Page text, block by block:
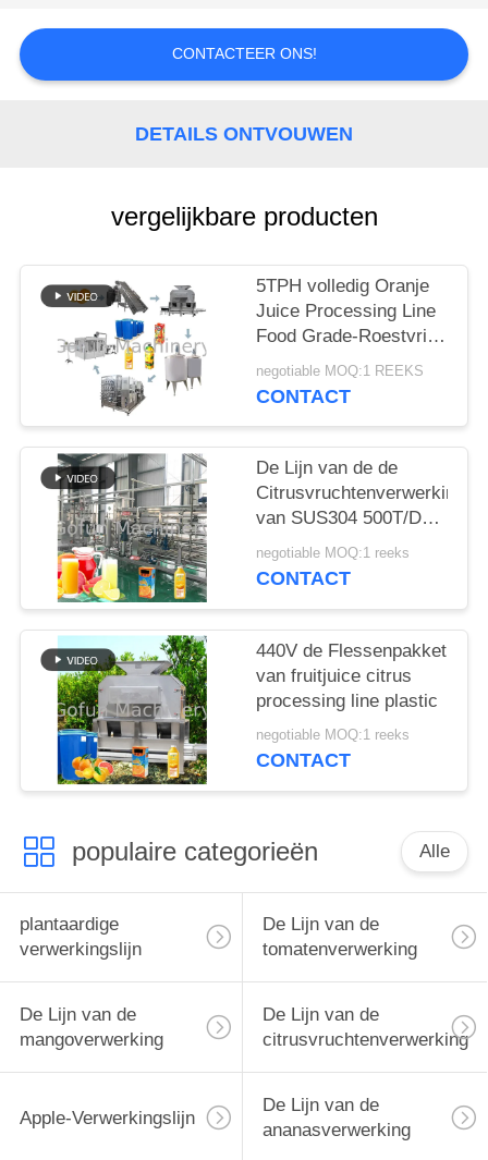
GEVALLEN
SITEMAP
PRIVACYBELEID
CONTACTEER ONS!
DETAILS ONTVOUWEN
vergelijkbare producten
5TPH volledig Oranje
Juice Processing Line
Food Grade-Roestvrij
staal 304
negotiable MOQ:1 REEKS
CONTACT
De Lijn van de de
Citrusvruchtenverwerking
van SUS304 500T/D
Automatisch Juice
Extracting
negotiable MOQ:1 reeks
CONTACT
440V de Flessenpakket
van fruitjuice citrus
processing line plastic
negotiable MOQ:1 reeks
CONTACT
populaire categorieën Alle
plantaardige
verwerkingslijn
De Lijn van de
tomatenverwerking
De Lijn van de
mangoverwerking
De Lijn van de
citrusvruchtenverwerking
Apple-Verwerkingslijn
De Lijn van de
ananasverwerking